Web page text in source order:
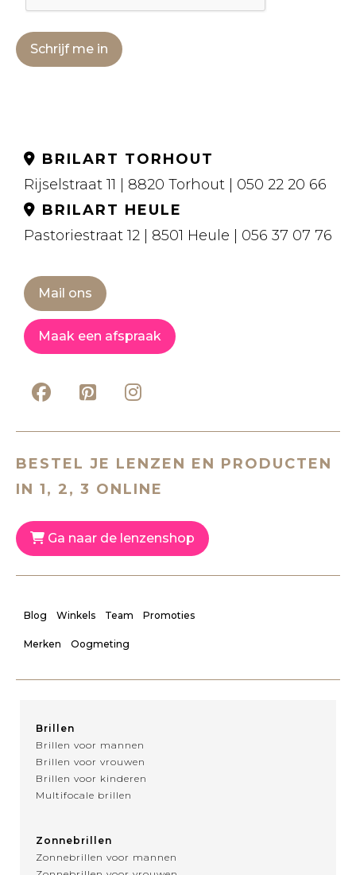
Schrijf me in
BRILART TORHOUT
Rijselstraat 11 | 8820 Torhout | 050 22 20 66
BRILART HEULE
Pastoriestraat 12 | 8501 Heule | 056 37 07 76
Mail ons
Maak een afspraak
BESTEL JE LENZEN EN PRODUCTEN
IN 1, 2, 3 ONLINE
Ga naar de lenzenshop
Blog Winkels Team Promoties
Merken Oogmeting
Brillen
Brillen voor mannen
Brillen voor vrouwen
Brillen voor kinderen
Multifocale brillen
Zonnebrillen
Zonnebrillen voor mannen